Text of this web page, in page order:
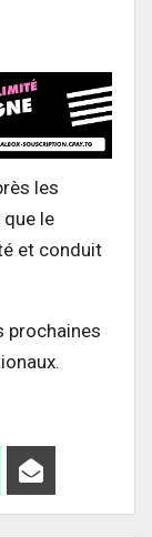
les
que le
et conduit
prochaines